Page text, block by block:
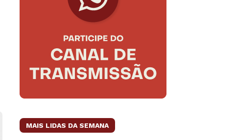
MAIS LIDAS DA SEMANA